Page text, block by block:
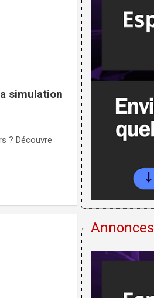
simulation
? Découvre
Annonces